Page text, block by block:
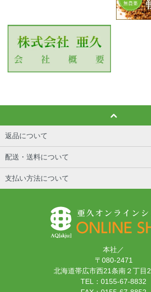
返品について
配送・送料について
支払い方法について
本社／
〒080-2471
北海道帯広市西21条南２丁目
TEL：0155-67-8832